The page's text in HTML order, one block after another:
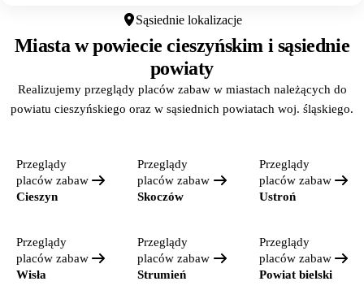
Sąsiednie lokalizacje
Miasta w powiecie cieszyńskim i sąsiednie
powiaty
Realizujemy przeglądy placów zabaw w miastach należących do
powiatu cieszyńskiego oraz w sąsiednich powiatach woj. śląskiego.
Przeglądy
placów zabaw
Cieszyn
Przeglądy
placów zabaw
Skoczów
Przeglądy
placów zabaw
Ustroń
Przeglądy
placów zabaw
Wisła
Przeglądy
placów zabaw
Strumień
Przeglądy
placów zabaw
Powiat bielski